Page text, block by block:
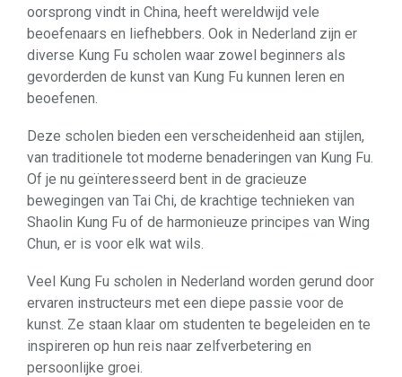
oorsprong vindt in China, heeft wereldwijd vele
beoefenaars en liefhebbers. Ook in Nederland zijn er
diverse Kung Fu scholen waar zowel beginners als
gevorderden de kunst van Kung Fu kunnen leren en
beoefenen.
Deze scholen bieden een verscheidenheid aan stijlen,
van traditionele tot moderne benaderingen van Kung Fu.
Of je nu geïnteresseerd bent in de gracieuze
bewegingen van Tai Chi, de krachtige technieken van
Shaolin Kung Fu of de harmonieuze principes van Wing
Chun, er is voor elk wat wils.
Veel Kung Fu scholen in Nederland worden gerund door
ervaren instructeurs met een diepe passie voor de
kunst. Ze staan klaar om studenten te begeleiden en te
inspireren op hun reis naar zelfverbetering en
persoonlijke groei.